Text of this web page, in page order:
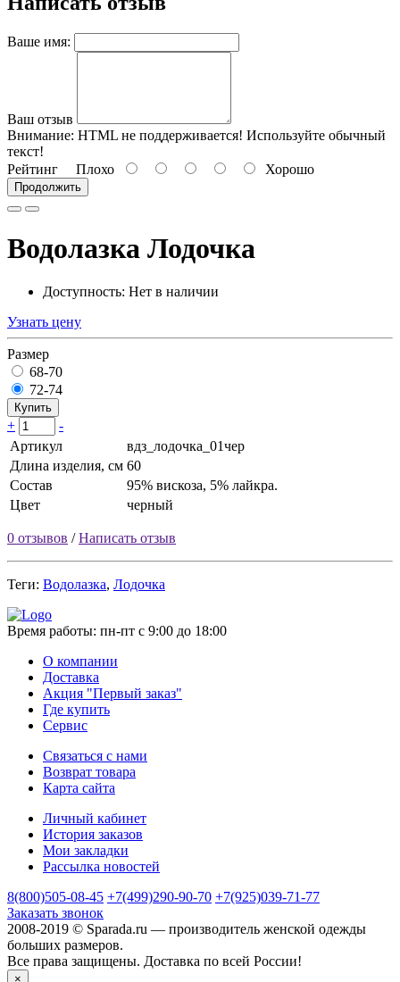
Ваше имя:
Ваш отзыв
Внимание: HTML не поддерживается! Используйте обычный
текст!
Рейтинг Плохо Хорошо
Продолжить
Водолазка Лодочка
Доступность: Нет в наличии
Узнать цену
Размер
68-70
72-74
Купить
+
-
Артикул
вдз_лодочка_01чер
Длина изделия, см 60
Состав
95% вискоза, 5% лайкра.
Цвет
черный
0 отзывов /Написать отзыв
Теги: Водолазка, Лодочка
Время работы: пн-пт с 9:00 до 18:00
О компании
Доставка
Акция "Первый заказ"
Где купить
Сервис
Связаться с нами
Возврат товара
Карта сайта
Личный кабинет
История заказов
Мои закладки
Рассылка новостей
8(800)505-08-45 +7(499)290-90-70 +7(925)039-71-77
Заказать звонок
2008-2019 © Sparada.ru — производитель женской одежды
больших размеров.
Все права защищены. Доставка по всей России!
×